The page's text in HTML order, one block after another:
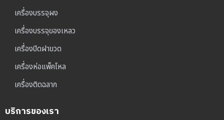
เครื่องบรรจุผง
เครื่องบรรจุของเหลว
เครื่องปิดฝาขวด
เครื่องห่อแพ็คโหล
เครื่องติดฉลาก
บริการของเรา